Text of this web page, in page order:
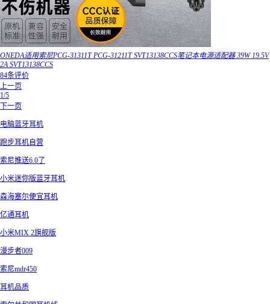
ONEDA适用索尼PCG-31311T PCG-31211T SVT13138CCS笔记本电源适配器 39W 19.5V
2A SVT13138CCS
84条评价
上一页
1/5
下一页
电脑蓝牙耳机
跑步耳机自营
索尼推送6.0了
小米迷你版蓝牙耳机
森海塞尔便宜耳机
亿通耳机
小米MIX 2旗舰版
漫步者009
索尼mdr450
耳机品质